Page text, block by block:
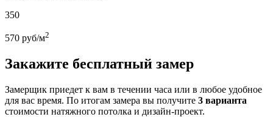
350
570 руб/м2
Закажите бесплатный замер
Замерщик приедет к вам в течении часа или в любое удобное
для вас время. По итогам замера вы получите 3 варианта
стоимости натяжного потолка и дизайн-проект.